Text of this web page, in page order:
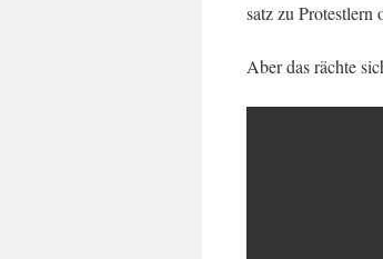
satz zu Protestlern
Aber das rächte